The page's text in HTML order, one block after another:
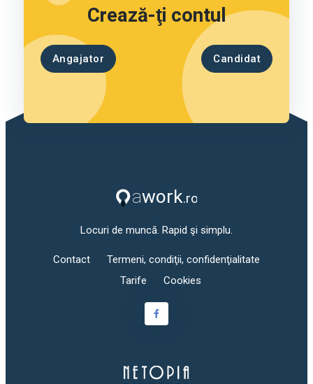
Crează-ţi contul
Angajator Candidat
Locuri de muncă. Rapid şi simplu.
Contact
Termeni, condiţii, confidenţialitate
Tarife
Cookies